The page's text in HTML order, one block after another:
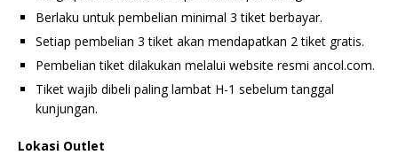
Berlaku untuk pembelian minimal 3 tiket berbayar.
Setiap pembelian 3 tiket akan mendapatkan 2 tiket gratis.
Pembelian tiket dilakukan melalui website resmi ancol.com.
Tiket wajib dibeli paling lambat H-1 sebelum tanggal
kunjungan.
Lokasi Outlet